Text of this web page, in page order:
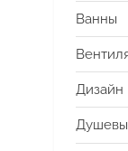
Ванны
Дизайн